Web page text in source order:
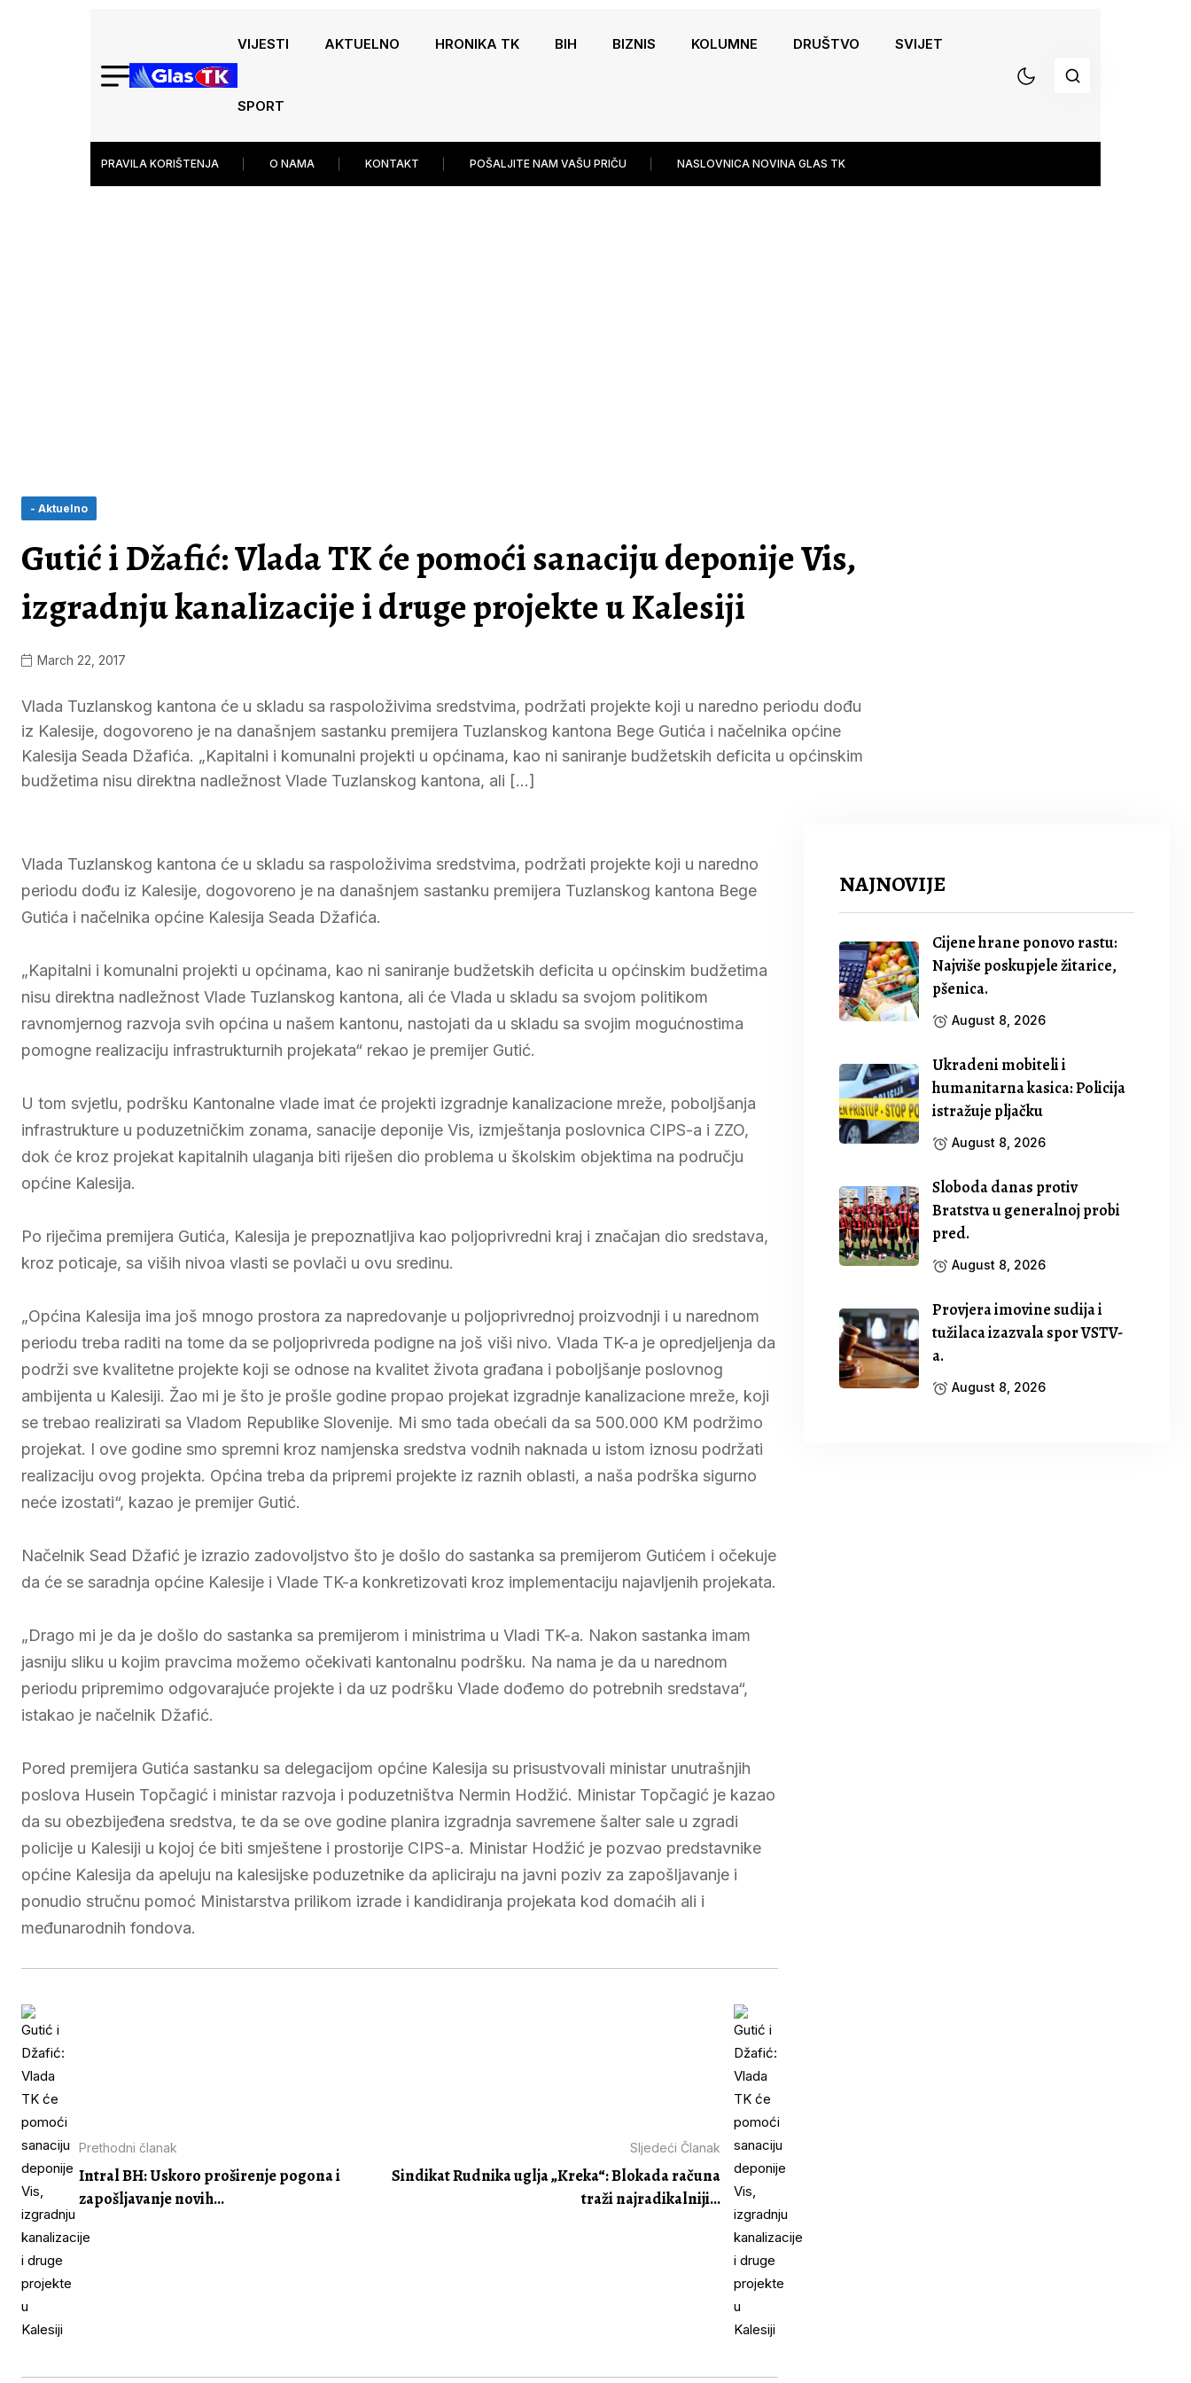
VIJESTI AKTUELNO HRONIKA TK BIH BIZNIS KOLUMNE DRUŠTVO SVIJET
SPORT
PRAVILA KORIŠTENJA O NAMA KONTAKT POŠALJITE NAM VAŠU PRIČU NASLOVNICA NOVINA GLAS TK
- Aktuelno
Gutić i Džafić: Vlada TK će pomoći sanaciju deponije Vis,
izgradnju kanalizacije i druge projekte u Kalesiji
March 22, 2017
Vlada Tuzlanskog kantona će u skladu sa raspoloživima sredstvima, podržati projekte koji u naredno periodu dođu
iz Kalesije, dogovoreno je na današnjem sastanku premijera Tuzlanskog kantona Bege Gutića i načelnika općine
Kalesija Seada Džafića. „Kapitalni i komunalni projekti u općinama, kao ni saniranje budžetskih deficita u općinskim
budžetima nisu direktna nadležnost Vlade Tuzlanskog kantona, ali […]
Vlada Tuzlanskog kantona će u skladu sa raspoloživima sredstvima, podržati projekte koji u naredno
periodu dođu iz Kalesije, dogovoreno je na današnjem sastanku premijera Tuzlanskog kantona Bege
Gutića i načelnika općine Kalesija Seada Džafića.
„Kapitalni i komunalni projekti u općinama, kao ni saniranje budžetskih deficita u općinskim budžetima
nisu direktna nadležnost Vlade Tuzlanskog kantona, ali će Vlada u skladu sa svojom politikom
ravnomjernog razvoja svih općina u našem kantonu, nastojati da u skladu sa svojim mogućnostima
pomogne realizaciju infrastrukturnih projekata“ rekao je premijer Gutić.
U tom svjetlu, podršku Kantonalne vlade imat će projekti izgradnje kanalizacione mreže, poboljšanja
infrastrukture u poduzetničkim zonama, sanacije deponije Vis, izmještanja poslovnica CIPS-a i ZZO,
dok će kroz projekat kapitalnih ulaganja biti riješen dio problema u školskim objektima na području
općine Kalesija.
Po riječima premijera Gutića, Kalesija je prepoznatljiva kao poljoprivredni kraj i značajan dio sredstava,
kroz poticaje, sa viših nivoa vlasti se povlači u ovu sredinu.
„Općina Kalesija ima još mnogo prostora za napredovanje u poljoprivrednoj proizvodnji i u narednom
periodu treba raditi na tome da se poljoprivreda podigne na još viši nivo. Vlada TK-a je opredjeljenja da
podrži sve kvalitetne projekte koji se odnose na kvalitet života građana i poboljšanje poslovnog
ambijenta u Kalesiji. Žao mi je što je prošle godine propao projekat izgradnje kanalizacione mreže, koji
se trebao realizirati sa Vladom Republike Slovenije. Mi smo tada obećali da sa 500.000 KM podržimo
projekat. I ove godine smo spremni kroz namjenska sredstva vodnih naknada u istom iznosu podržati
realizaciju ovog projekta. Općina treba da pripremi projekte iz raznih oblasti, a naša podrška sigurno
neće izostati“, kazao je premijer Gutić.
Načelnik Sead Džafić je izrazio zadovoljstvo što je došlo do sastanka sa premijerom Gutićem i očekuje
da će se saradnja općine Kalesije i Vlade TK-a konkretizovati kroz implementaciju najavljenih projekata.
„Drago mi je da je došlo do sastanka sa premijerom i ministrima u Vladi TK-a. Nakon sastanka imam
jasniju sliku u kojim pravcima možemo očekivati kantonalnu podršku. Na nama je da u narednom
periodu pripremimo odgovarajuće projekte i da uz podršku Vlade dođemo do potrebnih sredstava“,
istakao je načelnik Džafić.
Pored premijera Gutića sastanku sa delegacijom općine Kalesija su prisustvovali ministar unutrašnjih
poslova Husein Topčagić i ministar razvoja i poduzetništva Nermin Hodžić. Ministar Topčagić je kazao
da su obezbijeđena sredstva, te da se ove godine planira izgradnja savremene šalter sale u zgradi
policije u Kalesiji u kojoj će biti smještene i prostorije CIPS-a. Ministar Hodžić je pozvao predstavnike
općine Kalesija da apeluju na kalesijske poduzetnike da apliciraju na javni poziv za zapošljavanje i
ponudio stručnu pomoć Ministarstva prilikom izrade i kandidiranja projekata kod domaćih ali i
međunarodnih fondova.
Prethodni članak
Intral BH: Uskoro proširenje pogona i
zapošljavanje novih...
Sljedeći Članak
Sindikat Rudnika uglja „Kreka“: Blokada računa
traži najradikalniji...
NAJNOVIJE
Cijene hrane ponovo rastu:
Najviše poskupjele žitarice,
pšenica.
August 8, 2026
Ukradeni mobiteli i
humanitarna kasica: Policija
istražuje pljačku
August 8, 2026
Sloboda danas protiv
Bratstva u generalnoj probi
pred.
August 8, 2026
Provjera imovine sudija i
tužilaca izazvala spor VSTV-
a.
August 8, 2026